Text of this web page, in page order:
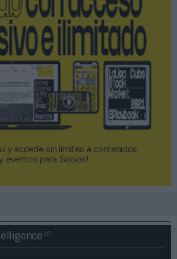
y accede sin límites a contenidos
eventos para Socios!​​​​​​​
2P